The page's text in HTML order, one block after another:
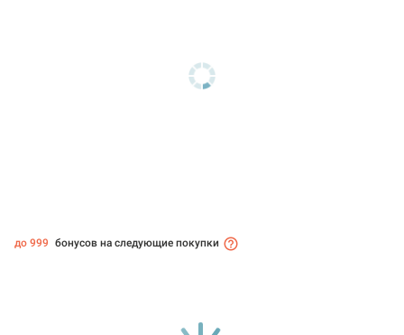
до 999 бонусов на следующие покупки